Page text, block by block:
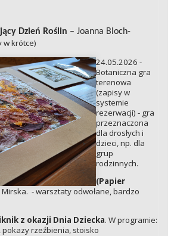
Dzień Roślin – Joanna Bloch-
w krótce)
24.05.2026 -
Botaniczna gra
terenowa
(zapisy w
systemie
rezerwacji) - gra
przeznaczona
dla drosłych i
dzieci, np. dla
grup
rodzinnych.
(Papier
- warsztaty odwołane, bardzo
z okazji Dnia Dziecka. W programie:
rzeźbienia, stoisko